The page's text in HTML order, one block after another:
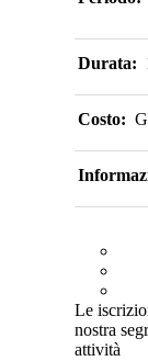
Durata:
Costo:
Le
nostra
attività